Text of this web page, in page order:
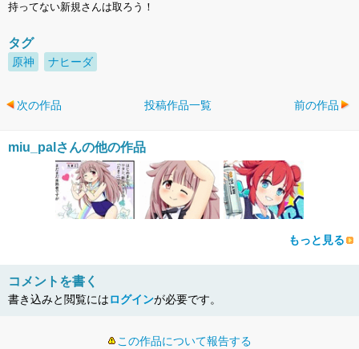
持ってない新規さんは取ろう！
タグ
原神 ナヒーダ
次の作品 投稿作品一覧 前の作品
miu_palさんの他の作品
もっと見る
コメントを書く
書き込みと閲覧にはログインが必要です。
この作品について報告する